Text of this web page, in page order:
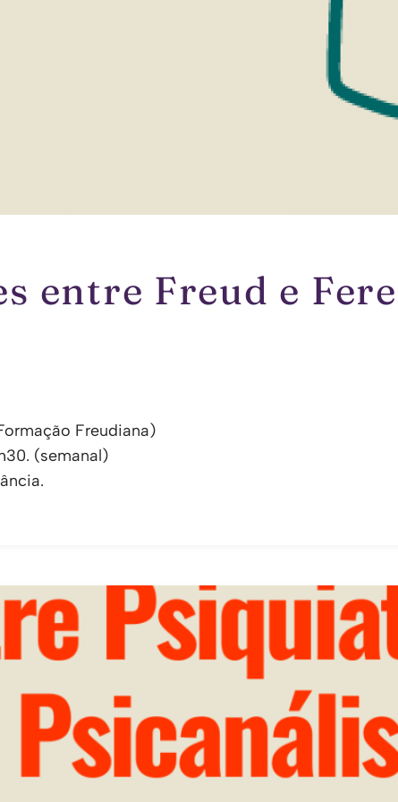
entre Freud e
Freudiana)
(semanal)